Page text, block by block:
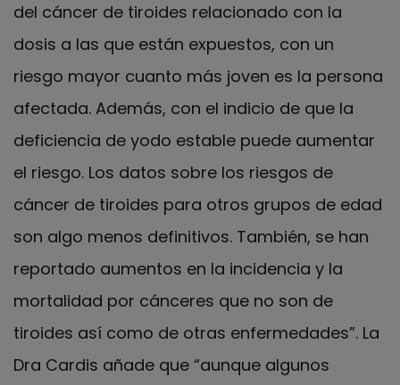
del cáncer de tiroides relacionado con la
dosis a las que están expuestos, con un
riesgo mayor cuanto más joven es la persona
afectada. Además, con el indicio de que la
deficiencia de yodo estable puede aumentar
el riesgo. Los datos sobre los riesgos de
cáncer de tiroides para otros grupos de edad
son algo menos definitivos. También, se han
reportado aumentos en la incidencia y la
mortalidad por cánceres que no son de
tiroides así como de otras enfermedades”. La
Dra Cardis añade que “aunque algunos